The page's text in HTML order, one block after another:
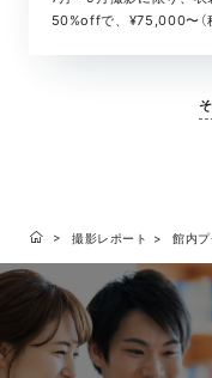
50%offで、¥75,000〜（
撮影レポート 館内